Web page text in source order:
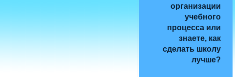
организации
учебного
процесса или
знаете, как
сделать школу
лучше?